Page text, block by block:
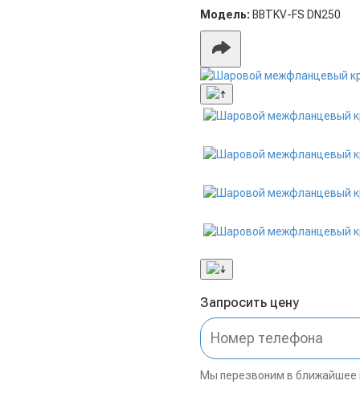
Модель: BBTKV-FS DN250
Запросить цену
Мы перезвоним в ближайшее